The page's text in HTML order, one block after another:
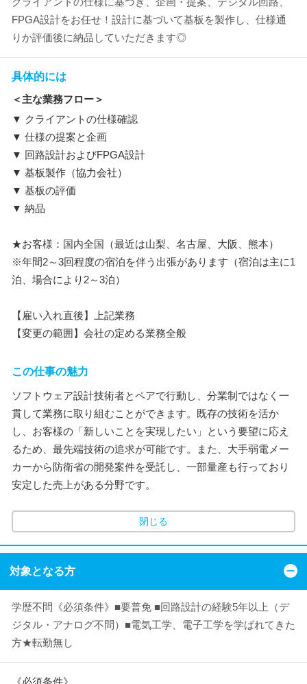
FPGA設計をお任せ！設計に基づいて基板を製作し、仕様通
りか評価後に納品していただきます◎
具体的には
＜主な業務フロー＞
▼ クライアントの仕様確認
▼ 仕様の提案と企画
▼ 回路設計およびFPGA設計
▼ 基板製作（協力会社）
▼ 基板の評価
▼ 納品
★お客様：国内全国（最近は山梨、名古屋、大阪、熊本）
※年間2～3回程度の宿泊を伴う出張があります（宿泊は主に1
泊、場合により2～3泊）
【雇い入れ直後】上記業務
【変更の範囲】会社の定める業務全般
この仕事の魅力
ソフトウェア設計技術者とペアで行動し、分業制ではなく一
貫して業務に取り組むことができます。既存の技術を活か
し、お客様の「新しいことを実現したい」という要望に応え
るため、最先端技術の追求が可能です。また、大手弱電メー
カーから防衛省の開発案件を受託し、一部量産も行っており
安定した売上がある分野です。
閉じる
対象となる方
学歴不問《必須条件》■要普免 ■回路設計の経験5年以上（デ
ジタル・アナログ不問）■電気工学、電子工学を学ばれてきた
方★転勤無し
《必須条件》